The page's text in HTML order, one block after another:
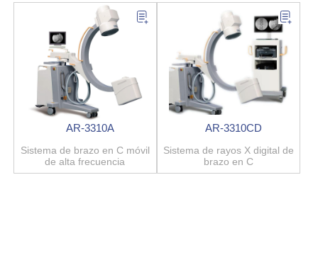
AR-3310A
Sistema de brazo en C móvil
de alta frecuencia
AR-3310CD
Sistema de rayos X digital de
brazo en C